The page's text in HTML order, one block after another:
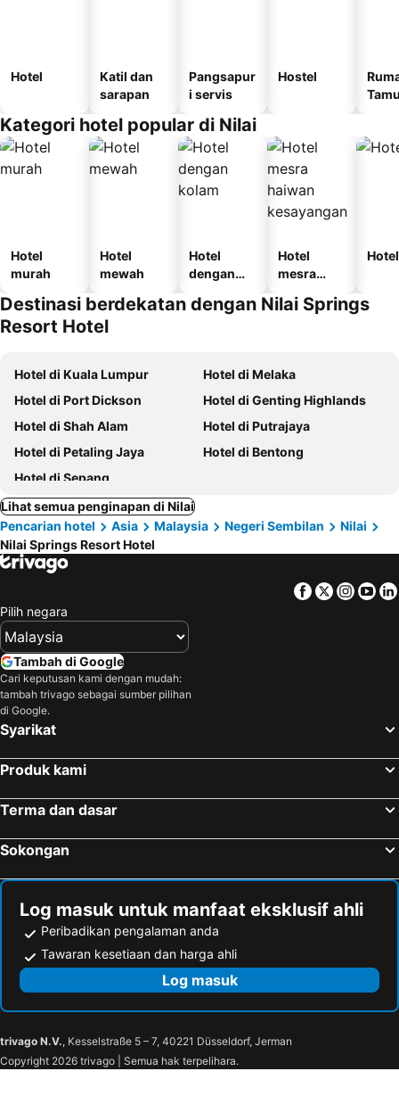
Hotel
Katil dan
sarapan
Pangsapur
i servis
Hostel
Kategori hotel popular di Nilai
Hotel
murah
Hotel
mewah
Hotel
dengan
Hotel
mesra
kesayanga
Destinasi berdekatan dengan Nilai Springs
Resort Hotel
Hotel di Kuala Lumpur
Hotel di Melaka
Hotel di Port Dickson
Hotel di Genting Highlands
Hotel di Shah Alam
Hotel di Putrajaya
Hotel di Petaling Jaya
Hotel di Bentong
Hotel di Sepang
Lihat semua penginapan di Nilai
Pencarian hotel
Asia Malaysia Negeri Sembilan
Nilai
Nilai Springs Resort Hotel
Facebook
Twitter
Pilih negara
Tambah di Google
Cari keputusan kami dengan mudah:
tambah trivago sebagai sumber pilihan
di Google.
Syarikat
Produk kami
Terma dan dasar
Sokongan
Log masuk untuk manfaat eksklusif ahli
Peribadikan pengalaman anda
Tawaran kesetiaan dan harga ahli
Log masuk
trivago N.V., Kesselstraße 5 – 7, 40221 Düsseldorf, Jerman
Copyright 2026 trivago | Semua hak terpelihara.